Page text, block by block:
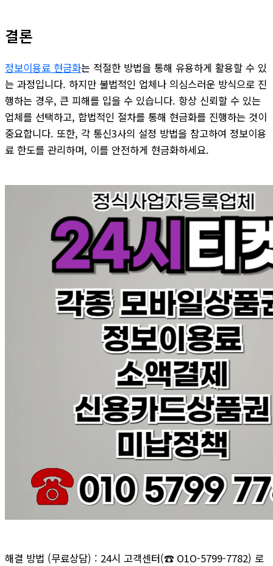
결론
정보이용료 현금화는 적절한 방법을 통해 유용하게 활용할 수 있
는 과정입니다. 하지만 불법적인 업체나 의심스러운 방식으로 진
행하는 경우, 큰 피해를 입을 수 있습니다. 항상 신뢰할 수 있는
업체를 선택하고, 합법적인 절차를 통해 현금화를 진행하는 것이
중요합니다. 또한, 각 통신3사의 설정 방법을 참고하여 정보이용
료 한도를 관리하며, 이를 안전하게 현금화하세요.
해결 방법 (무료상담) : 24시 고객센터(☎ O1O-5799-7782) 로